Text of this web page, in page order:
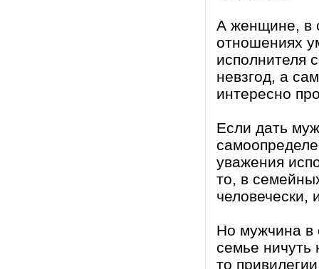
А женщине, в
отношениях
исполнителя
невзгод, а
интересно
Если дать
уважения
то, в
человечески,
Но мужчина в
семье ничуть
то